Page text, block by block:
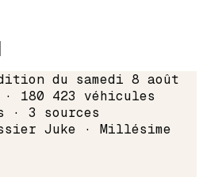
du samedi 8 août
180 423 véhicules
· 3 sources
Juke · Millésime